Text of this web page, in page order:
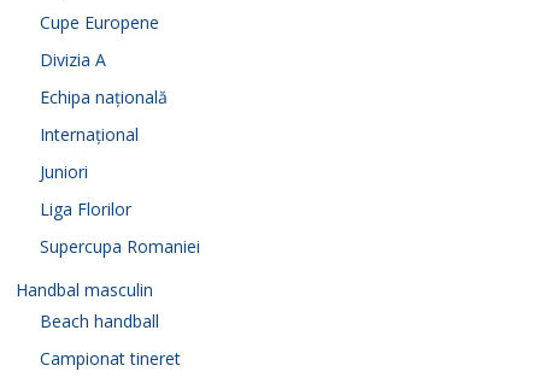
Cupe Europene
Divizia A
Echipa națională
Internațional
Juniori
Liga Florilor
Supercupa Romaniei
Handbal masculin
Beach handball
Campionat tineret